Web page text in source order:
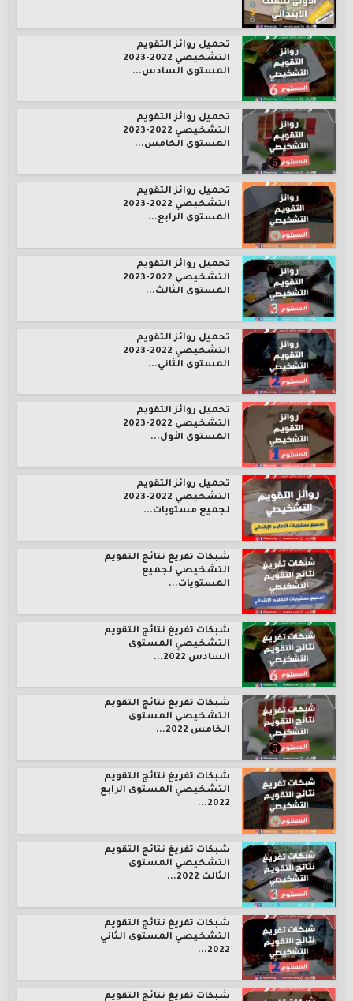
تحميل روائز التقويم
التشخيصي 2022-2023
المستوى السادس...
تحميل روائز التقويم
التشخيصي 2022-2023
المستوى الخامس...
تحميل روائز التقويم
التشخيصي 2022-2023
المستوى الرابع...
تحميل روائز التقويم
التشخيصي 2022-2023
المستوى الثالث...
تحميل روائز التقويم
التشخيصي 2022-2023
المستوى الثاني...
تحميل روائز التقويم
التشخيصي 2022-2023
المستوى الأول...
تحميل روائز التقويم
التشخيصي 2022-2023
لجميع مستويات...
شبكات تفريغ نتائج التقويم
التشخيصي لجميع
المستويات...
شبكات تفريغ نتائج التقويم
التشخيصي المستوى
السادس 2022...
شبكات تفريغ نتائج التقويم
التشخيصي المستوى
الخامس 2022...
شبكات تفريغ نتائج التقويم
التشخيصي المستوى الرابع
2022...
شبكات تفريغ نتائج التقويم
التشخيصي المستوى
الثالث 2022...
شبكات تفريغ نتائج التقويم
التشخيصي المستوى الثاني
2022...
شبكات تفريغ نتائج التقويم